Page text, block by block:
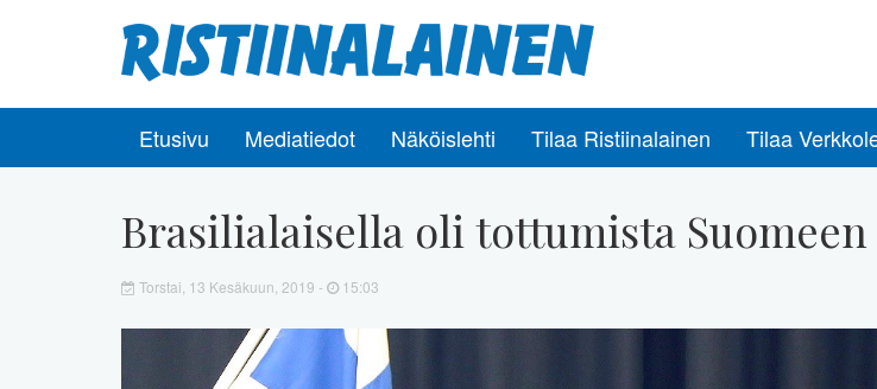
Etusivu Mediatiedot Näköislehti Tilaa Ristiinalainen Tilaa
Brasilialaisella oli tottumista Suomeen
Torstai, 13 Kesäkuun, 2019 - 15:03